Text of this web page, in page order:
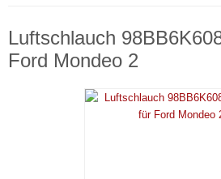
Luftschlauch
Ford Mondeo 2